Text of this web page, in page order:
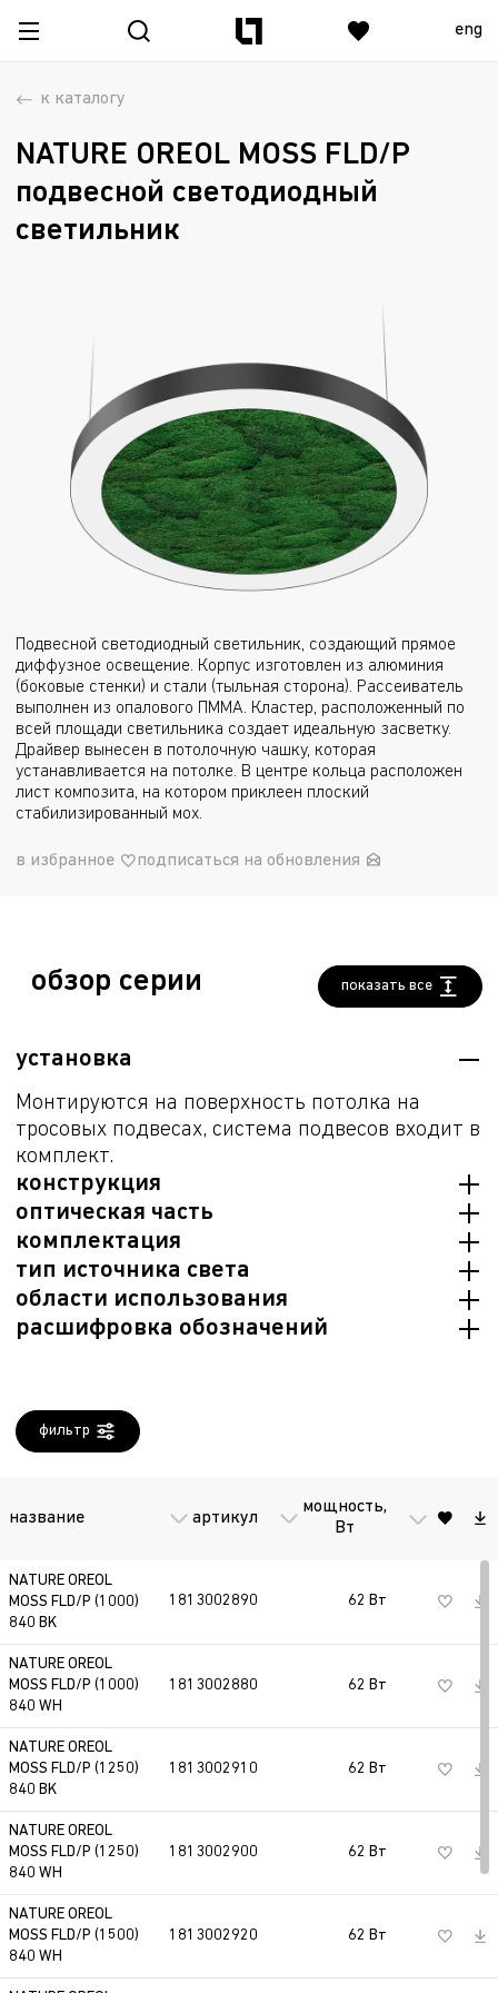
eng
к каталогу
NATURE OREOL MOSS FLD/P
подвесной светодиодный
светильник
в избранное подписаться на обновления
Подвесной светодиодный светильник, создающий прямое
диффузное освещение. Корпус изготовлен из алюминия
(боковые стенки) и стали (тыльная сторона). Рассеиватель
выполнен из опалового ПММА. Кластер, расположенный по
всей площади светильника создает идеальную засветку.
Драйвер вынесен в потолочную чашку, которая
устанавливается на потолке. В центре кольца расположен
лист композита, на котором приклеен плоский
стабилизированный мох.
обзор серии показать все
установка
Монтируются на поверхность потолка на
тросовых подвесах, система подвесов входит в
комплект.
конструкция
стенки) и стали (тыльная сторона). Драйвер
вынесен в потолочную чашку, которая
устанавливается на потолке.
оптическая часть
Опаловый рассеиватель из ПММА.
комплектация
Светильник в сборе
тип источника света
области использования
отдых и развлечения, торговля, жилые
расшифровка обозначений
(700)
цветопередачи: 7 - CRI более 70;
8 - CRI более 80; 9 - CRI более 90
840
коррелированная цветовая
WH, BL (BK),
SL
(RAL9005); SL - серый металлик
HFD, DALI
светильник, управляемый по
фильтр
название артикул
мощность,
Вт
поток,
NATURE OREOL
MOSS FLD/P (1000)
840 BK
1813002890 62 Вт 5300
NATURE OREOL
MOSS FLD/P (1000)
840 WH
1813002880 62 Вт 5300
NATURE OREOL
MOSS FLD/P (1250)
840 BK
1813002910 62 Вт 5300
NATURE OREOL
MOSS FLD/P (1250)
840 WH
1813002900 62 Вт 5300
NATURE OREOL
MOSS FLD/P (1500)
840 WH
1813002920 62 Вт 5300